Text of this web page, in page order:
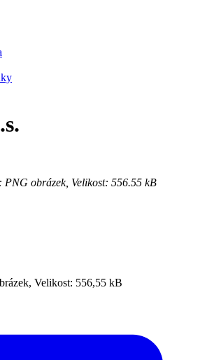
PNG obrázek, Velikost: 556.55 kB
Velikost: 556,55 kB